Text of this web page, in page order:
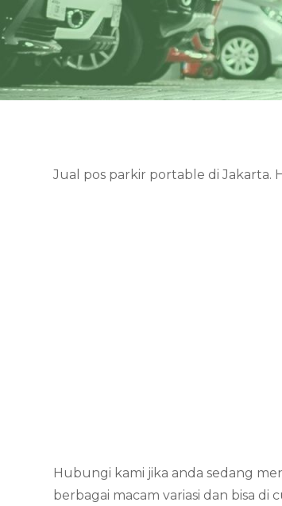
Jual pos parkir portable di
Hubungi kami jika anda sedang
berbagai macam variasi dan bisa di